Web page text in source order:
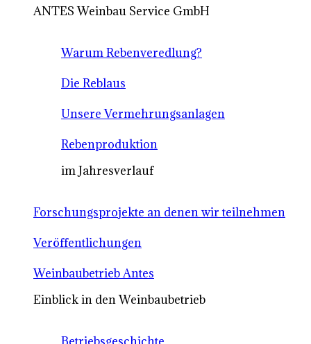
ANTES Weinbau Service GmbH
Warum Rebenveredlung?
Die Reblaus
Unsere Vermehrungsanlagen
Rebenproduktion
im Jahresverlauf
Forschungsprojekte an denen wir teilnehmen
Veröffentlichungen
Weinbaubetrieb Antes
Einblick in den Weinbaubetrieb